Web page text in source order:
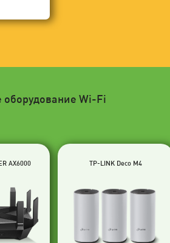
Wi-Fi
AX6000 TP-LINK Deco M4